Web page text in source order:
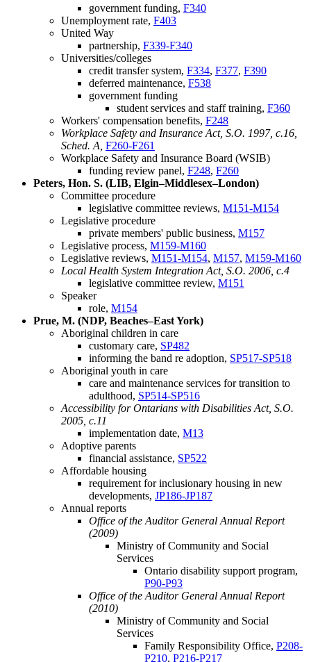
government funding, F340
Unemployment rate, F403
United Way
partnership, F339-F340
Universities/colleges
credit transfer system, F334, F377, F390
deferred maintenance, F538
government funding
student services and staff training, F360
Workers' compensation benefits, F248
Workplace Safety and Insurance Act, S.O. 1997, c.16,
Sched. A, F260-F261
Workplace Safety and Insurance Board (WSIB)
funding review panel, F248, F260
Peters, Hon. S. (LIB, Elgin–Middlesex–London)
Committee procedure
legislative committee reviews, M151-M154
Legislative procedure
private members' public business, M157
Legislative process, M159-M160
Legislative reviews, M151-M154, M157, M159-M160
Local Health System Integration Act, S.O. 2006, c.4
legislative committee review, M151
Speaker
role, M154
Prue, M. (NDP, Beaches–East York)
Aboriginal children in care
customary care, SP482
informing the band re adoption, SP517-SP518
Aboriginal youth in care
care and maintenance services for transition to
adulthood, SP514-SP516
Accessibility for Ontarians with Disabilities Act, S.O.
2005, c.11
implementation date, M13
Adoptive parents
financial assistance, SP522
Affordable housing
requirement for inclusionary housing in new
developments, JP186-JP187
Annual reports
Office of the Auditor General Annual Report
(2009)
Ministry of Community and Social
Services
Ontario disability support program,
P90-P93
Office of the Auditor General Annual Report
(2010)
Ministry of Community and Social
Services
Family Responsibility Office, P208-
P210, P216-P217